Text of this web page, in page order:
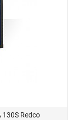
130S Redco